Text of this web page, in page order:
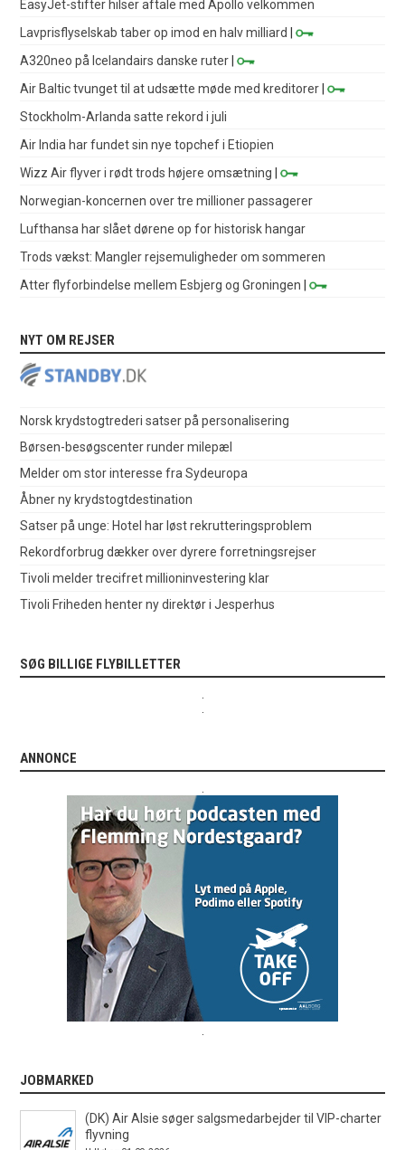
EasyJet-stifter hilser aftale med Apollo velkommen
Lavprisflyselskab taber op imod en halv milliard
|
A320neo på Icelandairs danske ruter |
Air Baltic tvunget til at udsætte møde med kreditorer |
Stockholm-Arlanda satte rekord i juli
Air India har fundet sin nye topchef i Etiopien
Wizz Air flyver i rødt trods højere omsætning |
Norwegian-koncernen over tre millioner passagerer
Lufthansa har slået dørene op for historisk hangar
Trods vækst: Mangler rejsemuligheder om sommeren
Atter flyforbindelse mellem Esbjerg og Groningen |
NYT OM REJSER
Norsk krydstogtrederi satser på personalisering
Børsen-besøgscenter runder milepæl
Melder om stor interesse fra Sydeuropa
Åbner ny krydstogtdestination
Satser på unge: Hotel har løst rekrutteringsproblem
Rekordforbrug dækker over dyrere forretningsrejser
Tivoli melder trecifret millioninvestering klar
Tivoli Friheden henter ny direktør i Jesperhus
SØG BILLIGE FLYBILLETTER
ANNONCE
JOBMARKED
(DK) Air Alsie søger salgsmedarbejder til VIP-charter
flyvning